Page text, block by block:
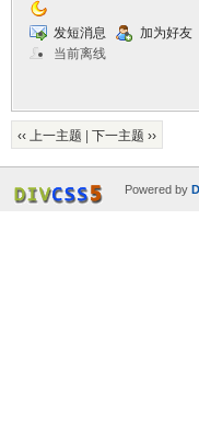
发短消息
加为好友
当前离线
‹‹ 上一主题 下一主题 ››
Powered by